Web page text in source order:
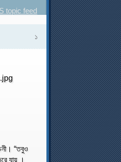
topic feed
১
“তবুও
যায় ।